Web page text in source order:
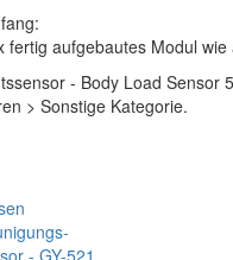
fertig aufgebautes Modul wie
- Body Load Sensor
> Sonstige Kategorie.